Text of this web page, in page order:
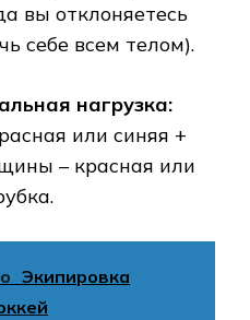
вы отклоняетесь
себе всем телом).
нагрузка:
или синяя +
– красная или
Экипировка